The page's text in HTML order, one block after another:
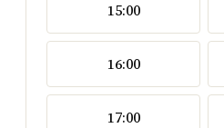
15:00
16:00
17:00